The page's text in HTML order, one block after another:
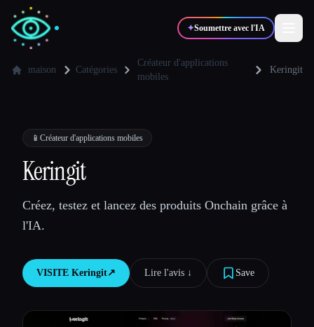
✦Soumettre avec l'IA
💻Développeurs
🎓 🎬 Créateurs
Blog
maison Catégories
Créateur d'applications
mobiles
Keringit
📱 Créateur d'applications mobiles
Keringit
Créez, testez et lancez des produits Onchain grâce à
l'IA.
VISITE Keringit↗︎ Lire l'avis ↓︎ Save